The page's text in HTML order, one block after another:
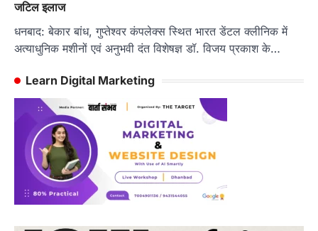
जटिल इलाज
धनबाद: बेकार बांध, गुप्तेश्वर कंपलेक्स स्थित भारत डेंटल क्लीनिक में
अत्याधुनिक मशीनों एवं अनुभवी दंत विशेषज्ञ डॉ. विजय प्रकाश के…
Learn Digital Marketing